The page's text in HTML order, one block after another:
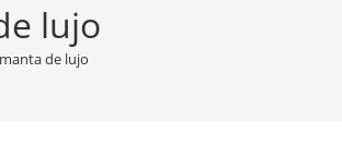
lujo
manta de lujo